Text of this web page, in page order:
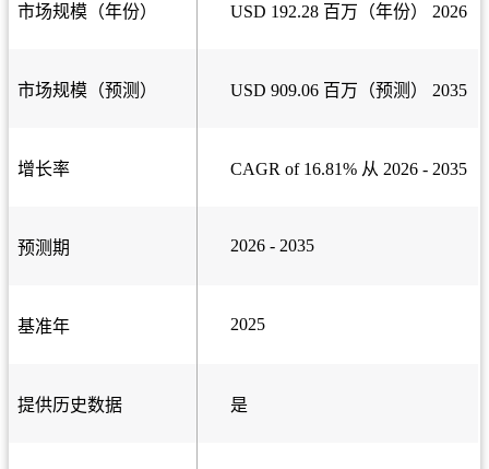
市场规模（年份） USD 192.28 百万（年份） 2026
市场规模（预测） USD 909.06 百万（预测） 2035
增长率 CAGR of 16.81% 从 2026 - 2035
预测期 2026 - 2035
基准年 2025
提供历史数据 是